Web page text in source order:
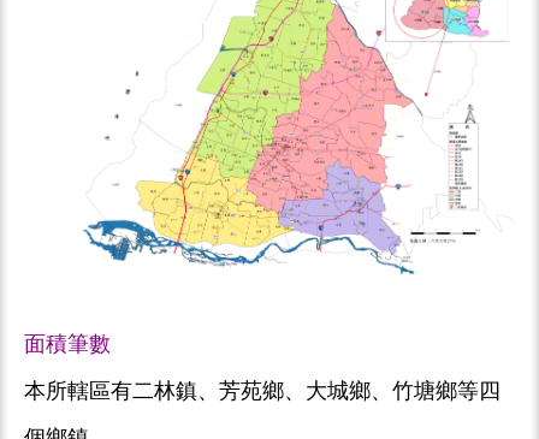
面積筆數
本所轄區有二林鎮、芳苑鄉、大城鄉、竹塘鄉等四